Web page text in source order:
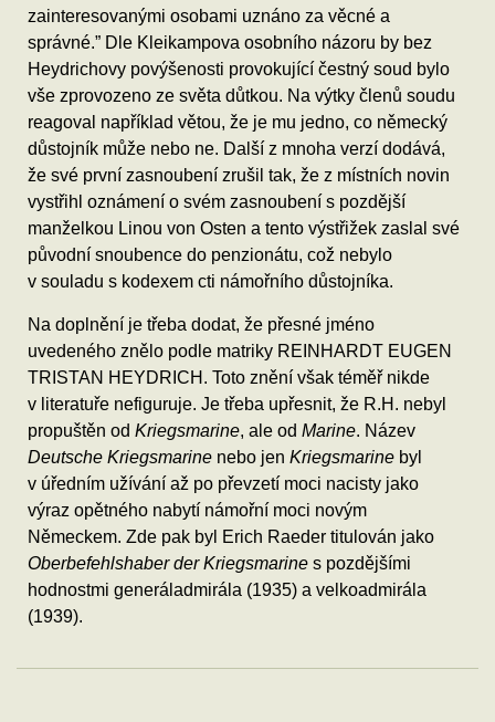
zainteresovanými osobami uznáno za věcné a
správné.” Dle Kleikampova osobního názoru by bez
Heydrichovy povýšenosti provokující čestný soud bylo
vše zprovozeno ze světa důtkou. Na výtky členů soudu
reagoval například větou, že je mu jedno, co německý
důstojník může nebo ne. Další z mnoha verzí dodává,
že své první zasnoubení zrušil tak, že z místních novin
vystřihl oznámení o svém zasnoubení s pozdější
manželkou Linou von Osten a tento výstřižek zaslal své
původní snoubence do penzionátu, což nebylo
v souladu s kodexem cti námořního důstojníka.
Na doplnění je třeba dodat, že přesné jméno
uvedeného znělo podle matriky REINHARDT EUGEN
TRISTAN HEYDRICH. Toto znění však téměř nikde
v literatuře nefiguruje. Je třeba upřesnit, že R.H. nebyl
propuštěn od Kriegsmarine, ale od Marine. Název
Deutsche Kriegsmarine nebo jen Kriegsmarine byl
v úředním užívání až po převzetí moci nacisty jako
výraz opětného nabytí námořní moci novým
Německem. Zde pak byl Erich Raeder titulován jako
Oberbefehlshaber der Kriegsmarine s pozdějšími
hodnostmi generáladmirála (1935) a velkoadmirála
(1939).